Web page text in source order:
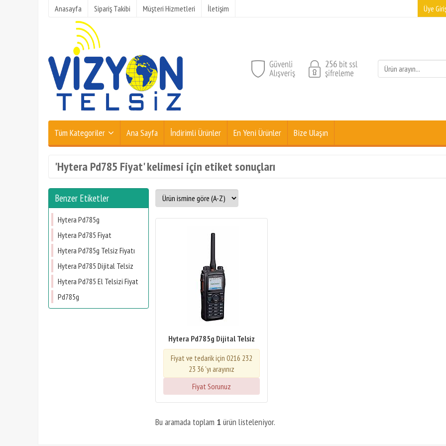
Anasayfa Sipariş Takibi Müşteri Hizmetleri İletişim Üye
Tüm Kategoriler Ana Sayfa İndirimli Ürünler En Yeni Ürünler Bize Ulaşın
'Hytera Pd785 Fiyat' kelimesi için etiket sonuçları
Benzer Etiketler
Hytera Pd785g
Hytera Pd785 Fiyat
Hytera Pd785g Telsiz Fiyatı
Hytera Pd785 Dijital Telsiz
Hytera Pd785 El Telsizi Fiyat
Pd785g
Hytera Pd785g Dijital Telsiz
Fiyat ve tedarik için 0216 232
23 36 'yı arayınız
Fiyat Sorunuz
Bu aramada toplam 1 ürün listeleniyor.